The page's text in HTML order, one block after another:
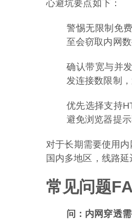
心避坑要点如下：
警惕无限制免
至会窃取内网
确认带宽与并
发连接数限制
优先选择支持
避免浏览器提
对于长期需要使用
国内多地区，线路
常见问题
问：内网穿透